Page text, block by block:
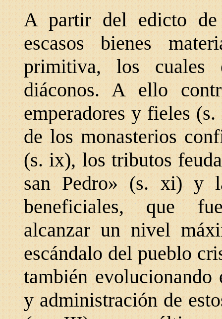
A partir del edicto
escasos bienes
primitiva, los cuales
diáconos. A ello
emperadores y fieles
de los monasterios
(s. ix), los tributos
san Pedro» (s. xi) y
beneficiales, que
alcanzar un nivel
escándalo del pueblo
también evolucionando
y administración de